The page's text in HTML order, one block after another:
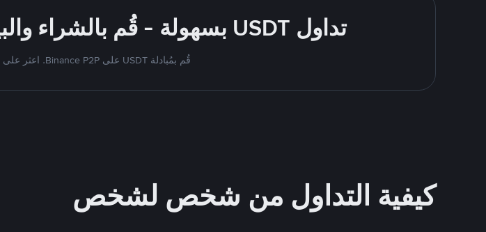
تداول USDT بسهولة - قُم بالشراء والبيع باستخدام طرقك المُفضّلة للدفع
قُم بمُبادلة USDT على Binance P2P. اعثر على أفضل العروض أدناه لشراء وبيع Tether
كيفية التداول من شخص لشخص